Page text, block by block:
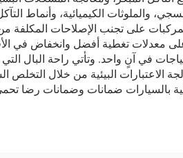
والملوثات الكيميائية، وأنماط
على تجنب الإصلاحات المكلفة من
معدلات تغطية أفضل وانخفاض في
في آنٍ واحد. وتأتي راحة البال
الاعتبارات البيئية من خلال
بالسيارات ضمانات وضمانات رضا